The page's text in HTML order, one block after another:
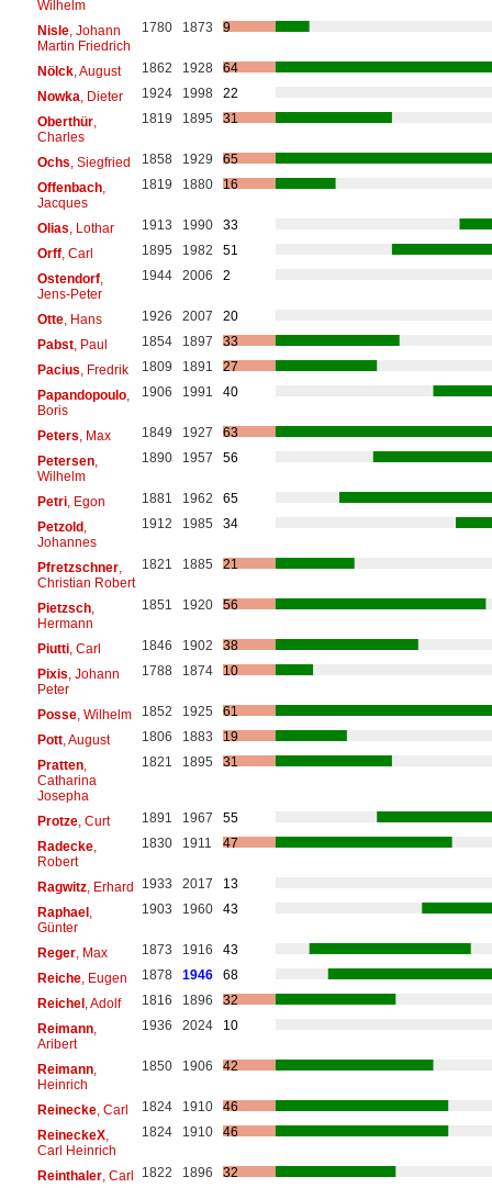
Wilhelm
Nisle, Johann
Martin Friedrich
1780 1873 9
Nölck, August 1862 1928
64
Nowka , Dieter 1924 1998
22
Oberthür,
Charles
1819 1895 31
Ochs , Siegfried 1858 1929
65
Offenbach,
Jacques
1819 1880 16
Olias , Lothar 1913 1990
33
Orff, Carl 1895 1982
51
Ostendorf,
Jens-Peter
1944 2006 2
Otte, Hans 1926 2007
20
Pabst, Paul 1854 1897
33
Pacius , Fredrik 1809 1891
27
Papandopoulo,
Boris
1906 1991 40
Peters , Max 1849 1927
63
Petersen,
Wilhelm
1890 1957 56
Petri, Egon 1881 1962
65
Petzold,
Johannes
1912 1985 34
Pfretzschner,
Christian Robert
1821 1885 21
Pietzsch,
Hermann
1851 1920 56
Piutti, Carl 1846 1902
38
Pixis , Johann
Peter
1788 1874 10
Posse, Wilhelm 1852 1925
61
Pott, August 1806 1883
19
Pratten,
Catharina
Josepha
1821 1895 31
Protze, Curt 1891 1967
55
Radecke,
Robert
1830 1911 47
Ragwitz, Erhard 1933 2017
13
Raphael,
Günter
1903 1960 43
Reger, Max 1873 1916
43
Reiche, Eugen 1878 1946
68
Reichel, Adolf 1816 1896
32
Reimann,
Aribert
1936 2024 10
Reimann,
Heinrich
1850 1906 42
Reinecke, Carl 1824 1910
46
ReineckeX,
Carl Heinrich
1824 1910 46
Reinthaler, Carl 1822 1896
32